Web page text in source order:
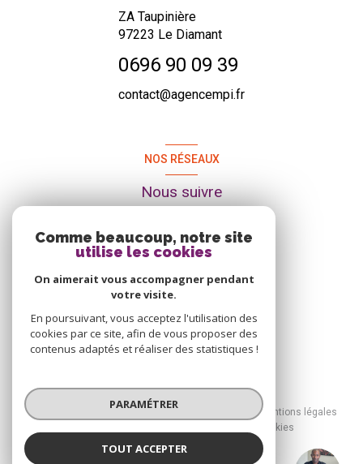
ZA Taupinière
97223 Le Diamant
0696 90 09 39
contact@agencempi.fr
NOS RÉSEAUX
Nous suivre
© 2026 | Tous droits réservés
Nos honoraires
Nos partenaires
Mentions légales
Cookies
Comme beaucoup, notre site
utilise les cookies
On aimerait vous accompagner pendant
votre visite.
En poursuivant, vous acceptez l'utilisation des
cookies par ce site, afin de vous proposer des
contenus adaptés et réaliser des statistiques !
PARAMÉTRER
TOUT ACCEPTER